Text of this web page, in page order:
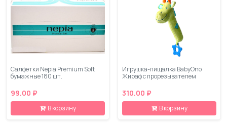
Салфетки Nepia Premium Soft
бумажные 180 шт.
99.00 ₽
В корзину
Игрушка-пищалка BabyOno
Жираф с прорезывателем
310.00 ₽
В корзину